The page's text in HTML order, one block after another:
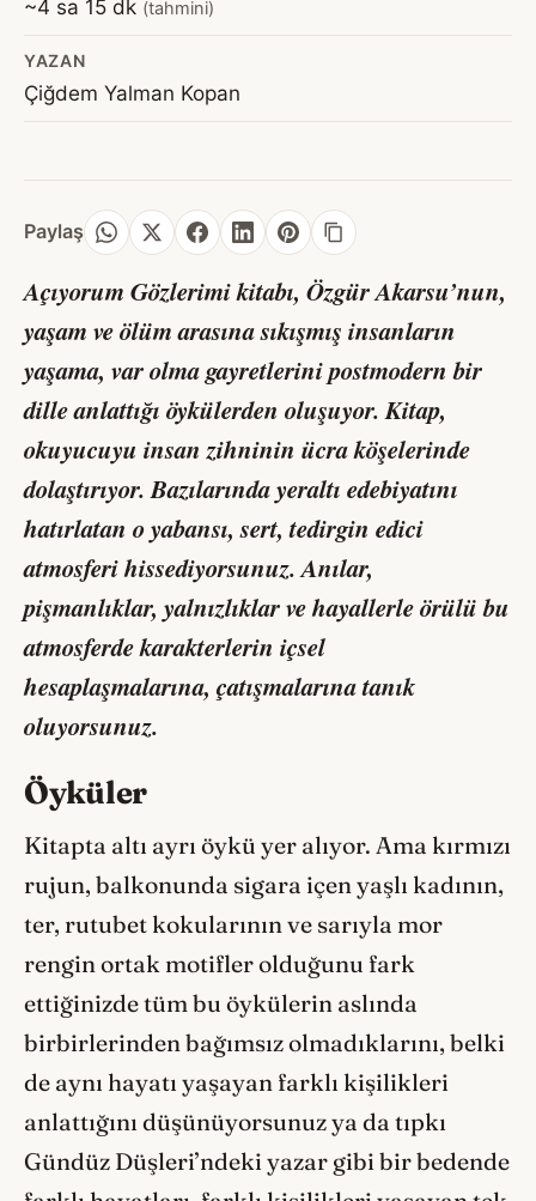
~4 sa 15 dk (tahmini)
YAZAN
Çiğdem Yalman Kopan
Paylaş
Açıyorum Gözlerimi kitabı, Özgür Akarsu’nun,
yaşam ve ölüm arasına sıkışmış insanların
yaşama, var olma gayretlerini postmodern bir
dille anlattığı öykülerden oluşuyor. Kitap,
okuyucuyu insan zihninin ücra köşelerinde
dolaştırıyor. Bazılarında yeraltı edebiyatını
hatırlatan o yabansı, sert, tedirgin edici
atmosferi hissediyorsunuz. Anılar,
pişmanlıklar, yalnızlıklar ve hayallerle örülü bu
atmosferde karakterlerin içsel
hesaplaşmalarına, çatışmalarına tanık
oluyorsunuz.
Öyküler
Kitapta altı ayrı öykü yer alıyor. Ama kırmızı
rujun, balkonunda sigara içen yaşlı kadının,
ter, rutubet kokularının ve sarıyla mor
rengin ortak motifler olduğunu fark
ettiğinizde tüm bu öykülerin aslında
birbirlerinden bağımsız olmadıklarını, belki
de aynı hayatı yaşayan farklı kişilikleri
anlattığını düşünüyorsunuz ya da tıpkı
Gündüz Düşleri’ndeki yazar gibi bir bedende